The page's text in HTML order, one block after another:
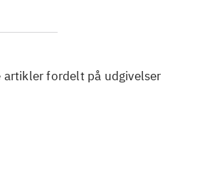
artikler fordelt på udgivelser